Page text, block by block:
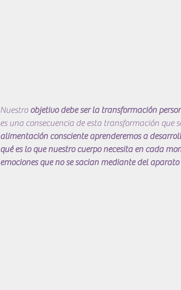
Nuestro objetivo debe ser la transformación
es una consecuencia de esta transformación que
alimentación consciente aprenderemos a
qué es lo que nuestro cuerpo necesita en cada
emociones que no se sacian mediante del